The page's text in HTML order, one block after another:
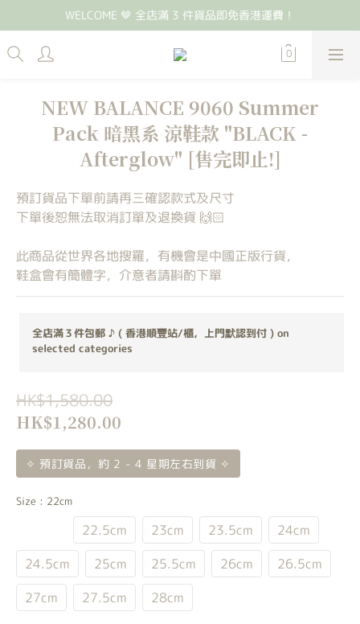
WELCOME 🤎 全店滿 3 件貨品即免香港運費！
NEW BALANCE 9060 Summer
Pack 暗黑系 涼鞋款 "BLACK -
Afterglow" [售完即止!]
預訂貨品下單前請再三確認款式及尺寸
下單後恕無法取消訂單及退換貨 🙌🏻
此商品從世界各地搜羅，有機會是中國正版行貨，
鞋盒會有簡體字，介意者請斟酌下單
全店滿３件包郵 ♪ ( 香港順豐站/櫃，上門默認到付 ) on
selected categories
HK$1,580.00
HK$1,280.00
✧ 預訂貨品，約 2 - 4 星期左右到貨 ✧
Size : 22cm
22.5cm 23cm 23.5cm
24cm
24.5cm
25cm 25.5cm 26cm
26.5cm
27cm
27.5cm 28cm